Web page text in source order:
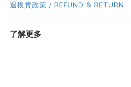
退換貨政策 / REFUND & RETURN
了解更多